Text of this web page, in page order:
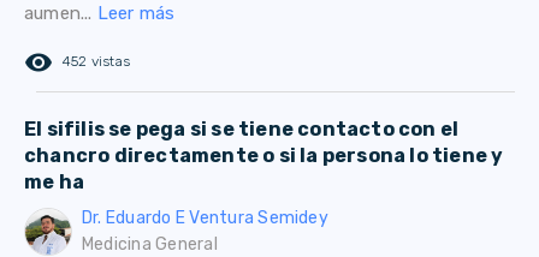
aumen... Leer más
remove_red_eye 452 vistas
El sifilis se pega si se tiene contacto con el
chancro directamente o si la persona lo tiene y
me ha
Dr. Eduardo E Ventura Semidey
Medicina General